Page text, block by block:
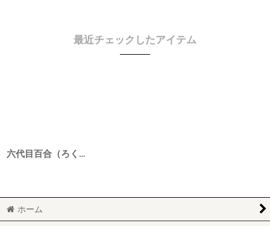
最近チェックしたアイテム
六代目百合（ろくだいめゆり） 25度 1800ml
ホーム